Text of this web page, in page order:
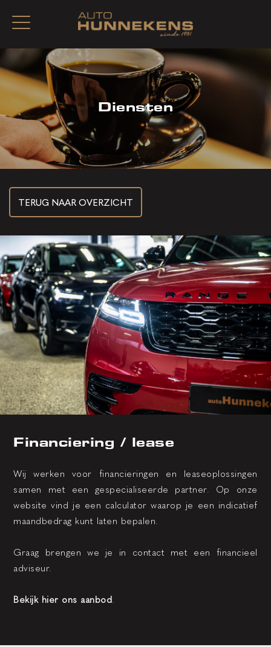
Diensten
TERUG NAAR OVERZICHT
Financiering / lease
Wij werken voor financieringen en leaseoplossingen
samen met een gespecialiseerde partner. Op onze
website vind je een calculator waarop je een indicatief
maandbedrag kunt laten bepalen.
Graag brengen we je in contact met een financieel
adviseur.
Bekijk hier ons aanbod.